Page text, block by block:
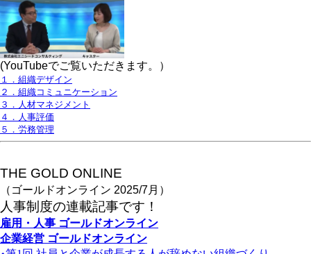
(YouTubeでご覧いただきます。）
１．組織デザイン
２．組織コミュニケーション
３．人材マネジメント
４．人事評価
５．労務管理
THE GOLD ONLINE
（ゴールドオンライン 2025/7月）
人事制度の連載記事です！
雇用・人事 ゴールドオンライン
企業経営 ゴールドオンライン